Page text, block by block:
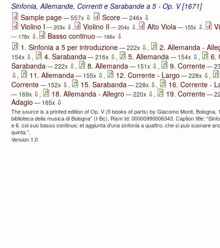
Sinfonia, Allemande, Correnti e Sarabande a 5 - Op. V [1671]
Sample page— 557x ⇩ Score— 246x ⇩
Violino I — 203x ⇩, Violino II — 204x ⇩, Alto Viola — 155x ⇩,
— 178x ⇩, Basso continuo — 166x ⇩
1. Sinfonia a 5 per introduzione— 222x ⇩ , 2. Allemanda -
154x ⇩ , 4. Sarabanda — 216x ⇩ , 5. Allemanda — 154x ⇩ ,
6.
Sarabanda — 222x ⇩ , 8. Allemanda — 151x ⇩ , 9. Corrente—
⇩ , 11. Allemanda — 155x ⇩ , 12. Corrente - Largo — 228x ⇩ ,
Corrente— 152x ⇩ , 15. Sarabanda — 228x ⇩ , 16. Corrente -
— 169x ⇩ , 18. Allemanda - Allegro — 220x ⇩ , 19. Corrente—
Adagio — 165x ⇩
The source is a printed edition of Op. V (5 books of parts) by Giacomo Monti, Bologna,
biblioteca della musica di Bologna” (I-Bc), Rism Id: 00000990006343. Caption title:
e 6. col suo basso continuo; et aggiunta d'una sinfonia a quattro, che si può suonare
quinta.”.
Version 1.0